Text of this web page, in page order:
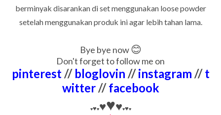
berminyak disarankan di set menggunakan loose powder
setelah menggunakan produk ini agar lebih tahan lama.
Bye bye now😊
Don't forget to follow me on
pinterest// bloglovin //instagram //t
witter//facebook
♥♥♥♥♥♥♥♥♥